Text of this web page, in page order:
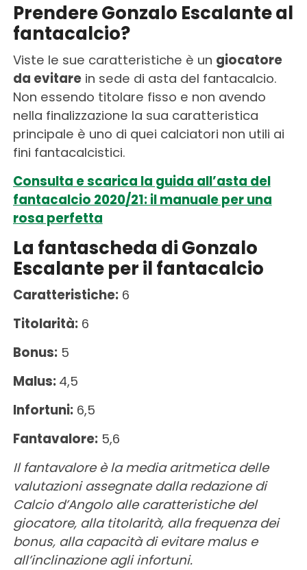
Prendere Gonzalo Escalante al
fantacalcio?
Viste le sue caratteristiche è un giocatore
da evitarein sede di asta del fantacalcio.
Non essendo titolare fisso e non avendo
nella finalizzazione la sua caratteristica
principale è uno di quei calciatori non utili ai
fini fantacalcistici.
Consulta e scarica la guida all’asta del
fantacalcio 2020/21: il manuale per una
rosa perfetta
La fantascheda di Gonzalo
Escalante per il fantacalcio
Caratteristiche:6
Titolarità:6
Bonus:5
Malus: 4,5
Infortuni:6,5
Fantavalore:5,6
Il fantavalore è la media aritmetica delle
valutazioni assegnate dalla redazione di
Calcio d’Angolo alle caratteristiche del
giocatore, alla titolarità, alla frequenza dei
bonus, alla capacità di evitare malus e
all’inclinazione agli infortuni.